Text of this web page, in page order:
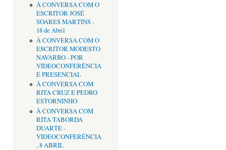
À CONVERSA COM O
ESCRITOR JOSÉ
SOARES MARTINS -
18 de Abril
À CONVERSA COM O
ESCRITOR MODESTO
NAVARRO - POR
VIDEOCONFERÊNCIA
E PRESENCIAL
À CONVERSA COM
RITA CRUZ E PEDRO
ESTORNINHO
À CONVERSA COM
RITA TABORDA
DUARTE -
VIDEOCONFERÊNCIA
, 8 ABRIL